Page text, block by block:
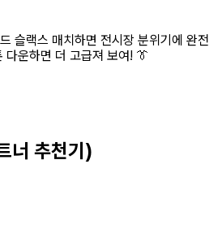
슬랙스 매치하면 전시장 분위기에 완전
다운하면 더 고급져 보여! 👔
너 추천기)